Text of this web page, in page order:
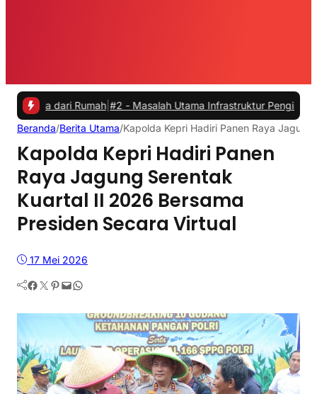
Rumah|#2 - Masalah Utama Infrastruktur Pengisian Daya untuk
Beranda/Berita Utama/Kapolda Kepri Hadiri Panen Raya
Kapolda Kepri Hadiri Panen
Raya Jagung Serentak
Kuartal II 2026 Bersama
Presiden Secara Virtual
17 Mei 2026
Facebook Twitter Pinterest Mail WhatsApp